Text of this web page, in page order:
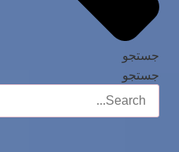
جستجو
جستجو